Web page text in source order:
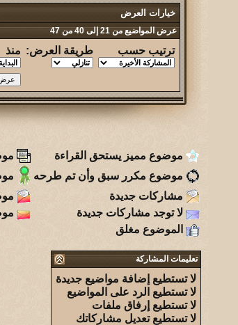
خيارات العرض
عرض المواضيع من 21 إلى 40 من 47
ترتيب حسب طريقة العرض: منذ
موضوع مميز يستحق القراءة
موضوع مكرر سبق وأن تم طرحه
مشاركات جديدة
لا توجد مشاركات جديدة
الموضوع مغلق
تعليمات المشاركة
لا تستطيع إضافة مواضيع جديدة
لا تستطيع الرد على المواضيع
لا تستطيع إرفاق ملفات
لا تستطيع تعديل مشاركاتك